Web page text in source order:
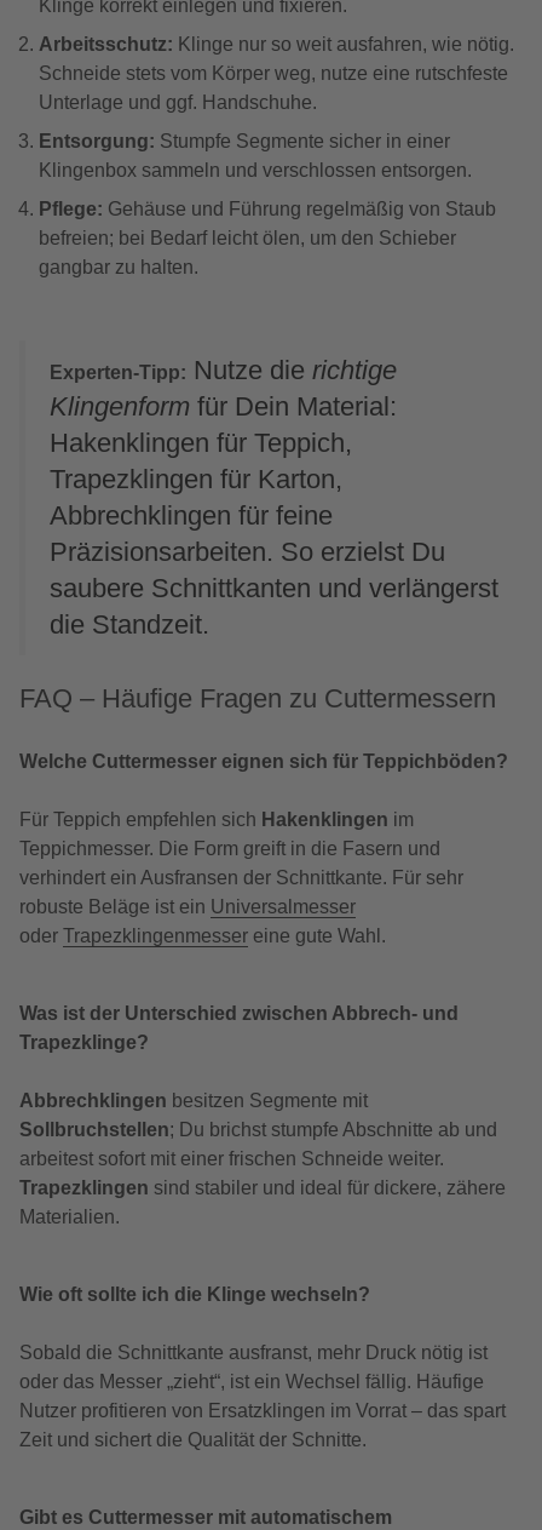
Klinge korrekt einlegen und fixieren.
Arbeitsschutz: Klinge nur so weit ausfahren, wie nötig.
Schneide stets vom Körper weg, nutze eine rutschfeste
Unterlage und ggf. Handschuhe.
Entsorgung: Stumpfe Segmente sicher in einer
Klingenbox sammeln und verschlossen entsorgen.
Pflege: Gehäuse und Führung regelmäßig von Staub
befreien; bei Bedarf leicht ölen, um den Schieber
gangbar zu halten.
Experten-Tipp: Nutze die richtige
Klingenform für Dein Material:
Hakenklingen für Teppich,
Trapezklingen für Karton,
Abbrechklingen für feine
Präzisionsarbeiten. So erzielst Du
saubere Schnittkanten und verlängerst
die Standzeit.
FAQ – Häufige Fragen zu Cuttermessern
Welche Cuttermesser eignen sich für Teppichböden?
Für Teppich empfehlen sich Hakenklingen im
Teppichmesser. Die Form greift in die Fasern und
verhindert ein Ausfransen der Schnittkante. Für sehr
robuste Beläge ist ein Universalmesser
oder Trapezklingenmesser eine gute Wahl.
Was ist der Unterschied zwischen Abbrech- und
Trapezklinge?
Abbrechklingen besitzen Segmente mit
Sollbruchstellen; Du brichst stumpfe Abschnitte ab und
arbeitest sofort mit einer frischen Schneide weiter.
Trapezklingen sind stabiler und ideal für dickere, zähere
Materialien.
Wie oft sollte ich die Klinge wechseln?
Sobald die Schnittkante ausfranst, mehr Druck nötig ist
oder das Messer „zieht“, ist ein Wechsel fällig. Häufige
Nutzer profitieren von Ersatzklingen im Vorrat – das spart
Zeit und sichert die Qualität der Schnitte.
Gibt es Cuttermesser mit automatischem